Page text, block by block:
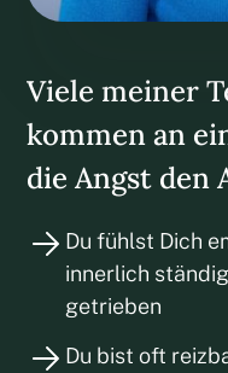
Viele meiner
kommen an
die Angst den
Du fühlst Dich
innerlich
getrieben
Du bist oft